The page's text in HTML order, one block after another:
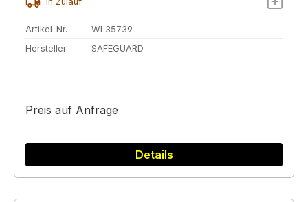
Artikel-Nr.
WL35739
Hersteller
SAFEGUARD
Preis auf Anfrage
Details